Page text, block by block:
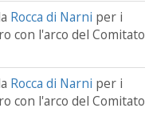
Rocca di Narni per i
con l'arco del Comitato
Rocca di Narni per i
con l'arco del Comitato